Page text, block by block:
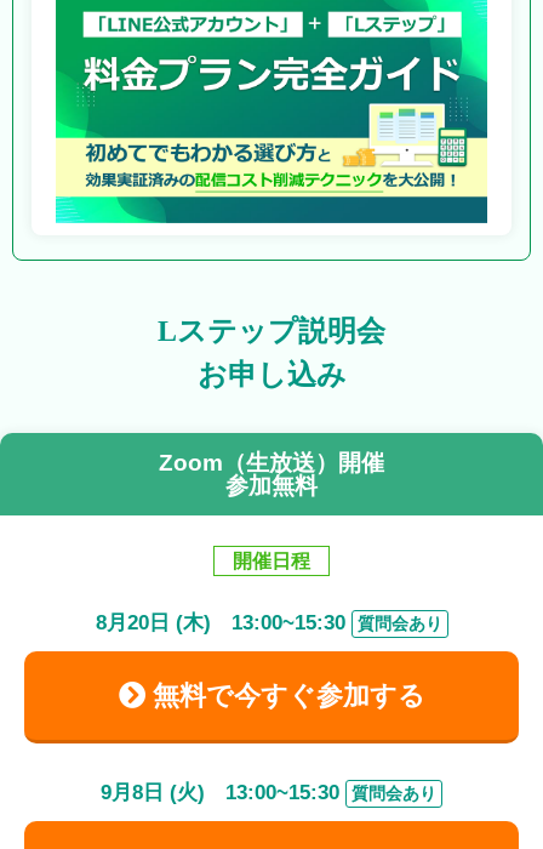
Lステップ説明会
お申し込み
Zoom（生放送）開催
参加無料
開催日程
8月 20日 (木) 13:00~15:30 質問会あり
無料で今すぐ参加する
9月 8 日 (火) 13:00~15:30 質問会あり